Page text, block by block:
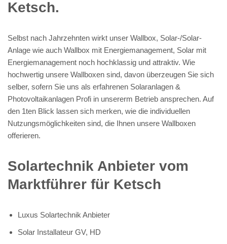
Ketsch.
Selbst nach Jahrzehnten wirkt unser Wallbox, Solar-/Solar-
Anlage wie auch Wallbox mit Energiemanagement, Solar mit
Energiemanagement noch hochklassig und attraktiv. Wie
hochwertig unsere Wallboxen sind, davon überzeugen Sie sich
selber, sofern Sie uns als erfahrenen Solaranlagen &
Photovoltaikanlagen Profi in unsererm Betrieb ansprechen. Auf
den 1ten Blick lassen sich merken, wie die individuellen
Nutzungsmöglichkeiten sind, die Ihnen unsere Wallboxen
offerieren.
Solartechnik Anbieter vom
Marktführer für Ketsch
Luxus Solartechnik Anbieter
Solar Installateur GV, HD